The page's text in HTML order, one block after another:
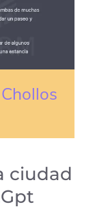
Chollos
ciudad